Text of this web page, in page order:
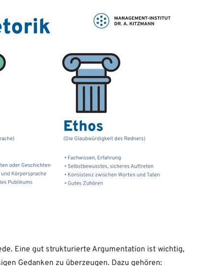
Eine gut strukturierte Argumentation ist wichtig,
Gedanken zu überzeugen. Dazu gehören: